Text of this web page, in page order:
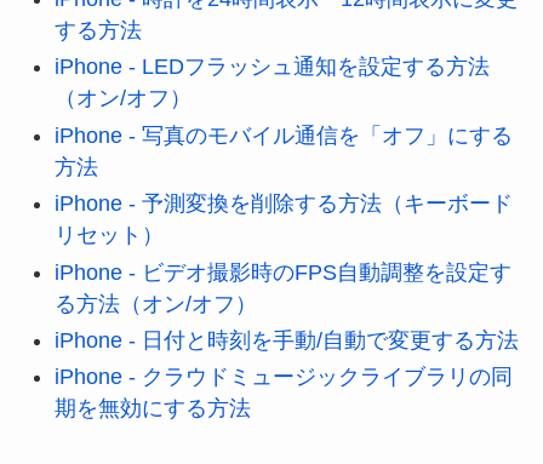
する方法
iPhone - LEDフラッシュ通知を設定する方法
（オン/オフ）
iPhone - 写真のモバイル通信を「オフ」にする
方法
iPhone - 予測変換を削除する方法（キーボード
リセット）
iPhone - ビデオ撮影時のFPS自動調整を設定す
る方法（オン/オフ）
iPhone - 日付と時刻を手動/自動で変更する方法
iPhone - クラウドミュージックライブラリの同
期を無効にする方法